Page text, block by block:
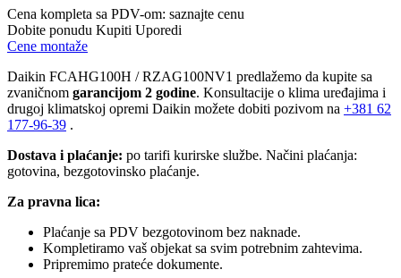
Cena kompleta sa PDV-om: saznajte cenu
Dobite ponudu Kupiti Uporedi
Cene montaže
Daikin FCAHG100H / RZAG100NV1 predlažemo da kupite sa
zvaničnom garancijom 2 godine. Konsultacije o klima uređajima i
drugoj klimatskoj opremi Daikin možete dobiti pozivom na +381 62
177-96-39 .
Dostava i plaćanje: po tarifi kurirske službe. Načini plaćanja:
gotovina, bezgotovinsko plaćanje.
Za pravna lica:
Plaćanje sa PDV bezgotovinom bez naknade.
Kompletiramo vaš objekat sa svim potrebnim zahtevima.
Pripremimo prateće dokumente.